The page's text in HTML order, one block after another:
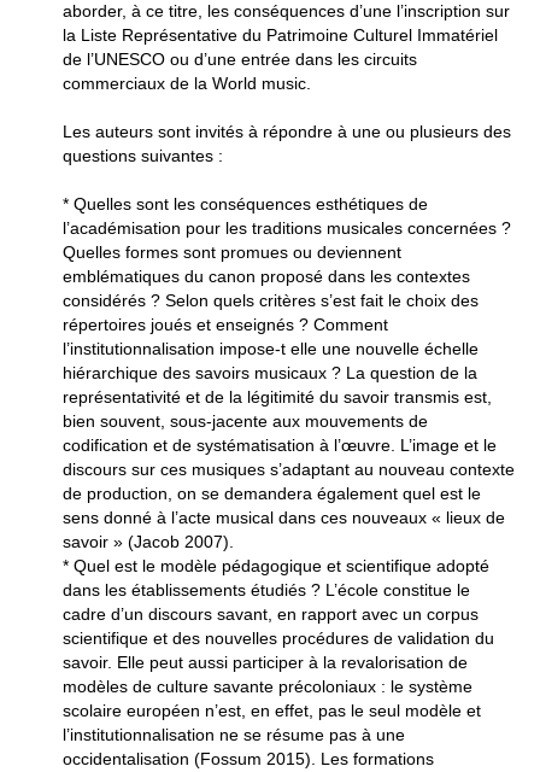
aborder, à ce titre, les conséquences d’une l’inscription sur
la Liste Représentative du Patrimoine Culturel Immatériel
de l’UNESCO ou d’une entrée dans les circuits
commerciaux de la World music.
Les auteurs sont invités à répondre à une ou plusieurs des
questions suivantes :
* Quelles sont les conséquences esthétiques de
l’académisation pour les traditions musicales concernées ?
Quelles formes sont promues ou deviennent
emblématiques du canon proposé dans les contextes
considérés ? Selon quels critères s’est fait le choix des
répertoires joués et enseignés ? Comment
l’institutionnalisation impose-t elle une nouvelle échelle
hiérarchique des savoirs musicaux ? La question de la
représentativité et de la légitimité du savoir transmis est,
bien souvent, sous-jacente aux mouvements de
codification et de systématisation à l’œuvre. L’image et le
discours sur ces musiques s’adaptant au nouveau contexte
de production, on se demandera également quel est le
sens donné à l’acte musical dans ces nouveaux « lieux de
savoir » (Jacob 2007).
* Quel est le modèle pédagogique et scientifique adopté
dans les établissements étudiés ? L’école constitue le
cadre d’un discours savant, en rapport avec un corpus
scientifique et des nouvelles procédures de validation du
savoir. Elle peut aussi participer à la revalorisation de
modèles de culture savante précoloniaux : le système
scolaire européen n’est, en effet, pas le seul modèle et
l’institutionnalisation ne se résume pas à une
occidentalisation (Fossum 2015). Les formations